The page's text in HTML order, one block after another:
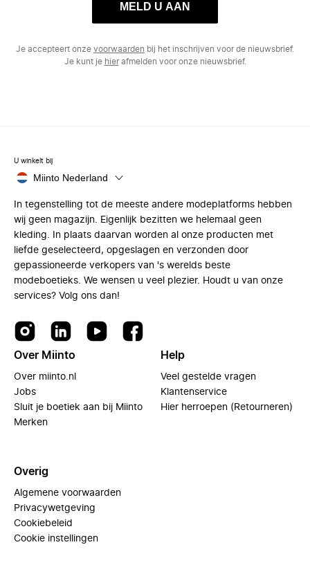
MELD U AAN
Je accepteert onze voorwaarden bij het inschrijven voor de nieuwsbrief.
Je kunt je hierafmelden voor onze nieuwsbrief.
U winkelt bij
Miinto Nederland
In tegenstelling tot de meeste andere modeplatforms hebben
wij geen magazijn. Eigenlijk bezitten we helemaal geen
kleding. In plaats daarvan worden al onze producten met
liefde geselecteerd, opgeslagen en verzonden door
gepassioneerde verkopers van 's werelds beste
modeboetieks. We wensen u veel plezier. Houdt u van onze
services? Volg ons dan!
Over Miinto
Over miinto.nl
Jobs
Sluit je boetiek aan bij Miinto
Merken
Help
Veel gestelde vragen
Klantenservice
Hier herroepen (Retourneren)
Overig
Algemene voorwaarden
Privacywetgeving
Cookiebeleid
Cookie instellingen